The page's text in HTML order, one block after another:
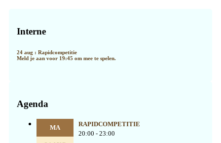
Sidebar
Interne
24 aug : Rapidcompetitie
Meld je aan voor 19:45 om mee te spelen.
Agenda
MA
RAPIDCOMPETITIE
20:00 - 23:00